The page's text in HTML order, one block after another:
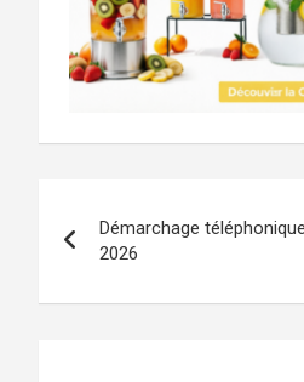
de
l’article
Démarchage
2026